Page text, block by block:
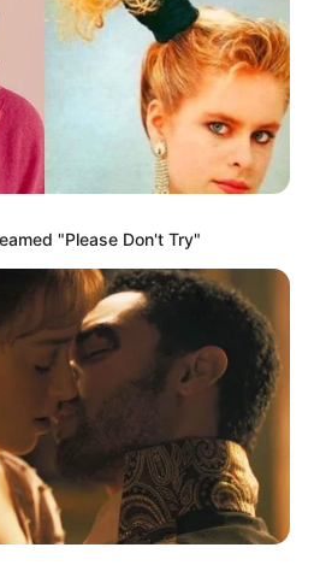
Putyin haláláról
be a hírt
"Please Don't Try"